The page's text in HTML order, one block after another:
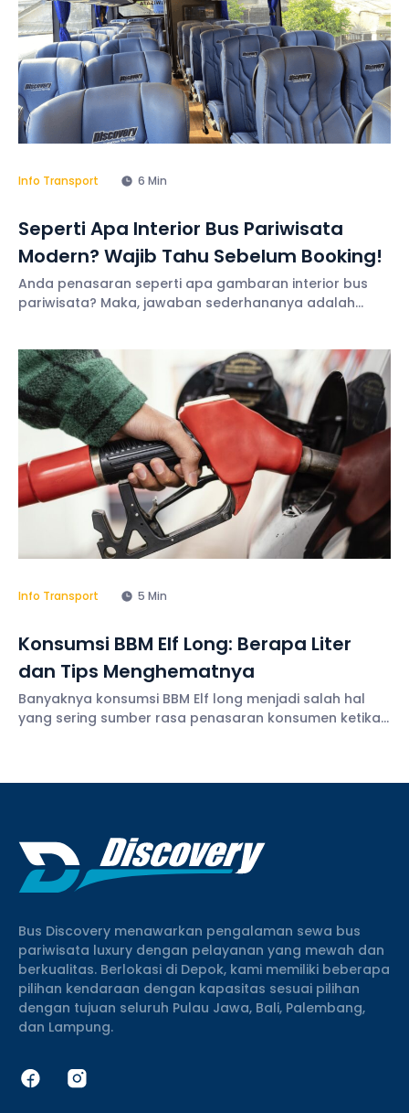
Info Transport 6 Min
Seperti Apa Interior Bus Pariwisata
Modern? Wajib Tahu Sebelum Booking!
Anda penasaran seperti apa gambaran interior bus
pariwisata? Maka, jawaban sederhananya adalah
Selain itu, berbagai fasilitas juga terus
Info Transport 5 Min
Konsumsi BBM Elf Long: Berapa Liter
dan Tips Menghematnya
Banyaknya konsumsi BBM Elf long menjadi salah hal
yang sering sumber rasa penasaran konsumen ketika
Bus Discovery menawarkan pengalaman sewa bus
pariwisata luxury dengan pelayanan yang mewah dan
berkualitas. Berlokasi di Depok, kami memiliki beberapa
pilihan kendaraan dengan kapasitas sesuai pilihan
dengan tujuan seluruh Pulau Jawa, Bali, Palembang,
dan Lampung.